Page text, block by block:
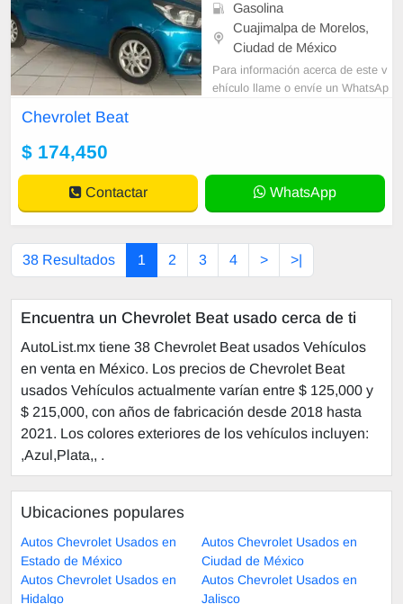
Gasolina
Cuajimalpa de Morelos,
Ciudad de México
Para información acerca de este v
ehículo llame o envíe un WhatsAp
Chevrolet Beat
$ 174,450
Contactar WhatsApp
38 Resultados 1 2 3 4 > >|
Encuentra un Chevrolet Beat usado cerca de ti
AutoList.mx tiene 38 Chevrolet Beat usados Vehículos
en venta en México. Los precios de Chevrolet Beat
usados Vehículos actualmente varían entre $ 125,000 y
$ 215,000, con años de fabricación desde 2018 hasta
2021. Los colores exteriores de los vehículos incluyen:
,Azul,Plata,, .
Ubicaciones populares
Autos Chevrolet Usados en
Estado de México
Autos Chevrolet Usados en
Ciudad de México
Autos Chevrolet Usados en
Hidalgo
Autos Chevrolet Usados en
Jalisco